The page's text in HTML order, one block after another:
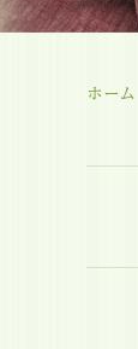
ホーム